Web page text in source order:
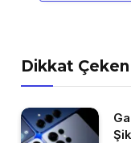
Dikkat